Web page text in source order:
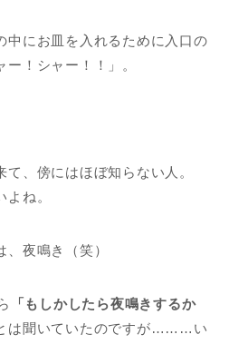
中にお皿を入れるために入口の
ー！シャー！！」。
、傍にはほぼ知らない人。
ね。
夜鳴き（笑）
「もしかしたら夜鳴きするか
は聞いていたのですが………い